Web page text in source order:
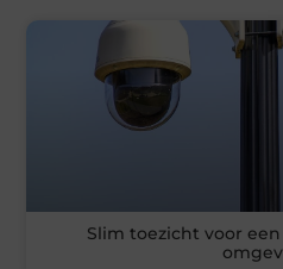
Slim toezicht voor